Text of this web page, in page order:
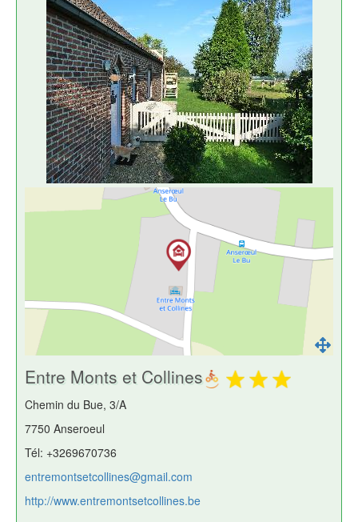
Entre Monts et Collines
Chemin du Bue, 3/A
7750 Anseroeul
Tél: +3269670736
entremontsetcollines@gmail.com
http://www.entremontsetcollines.be